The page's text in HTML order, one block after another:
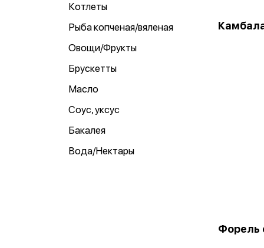
Котлеты
Рыба копченая/вяленая
Овощи/Фрукты
Брускетты
Масло
Соус, уксус
Бакалея
Вода/Нектары
Форель